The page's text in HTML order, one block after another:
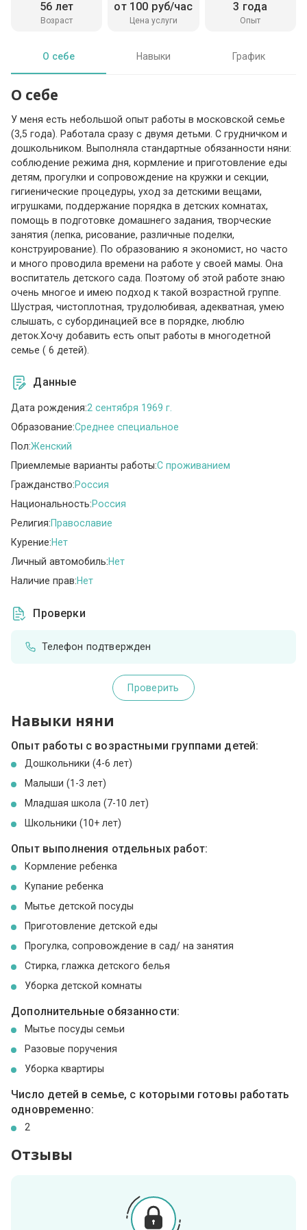
Возраст
56 лет
Цена услуги
от 100 руб/час
Опыт
3 года
О себе Навыки График
О себе
У меня есть небольшой опыт работы в московской семье
(3,5 года). Работала сразу с двумя детьми. С грудничком и
дошкольником. Выполняла стандартные обязанности няни:
соблюдение режима дня, кормление и приготовление еды
детям, прогулки и сопровождение на кружки и секции,
гигиенические процедуры, уход за детскими вещами,
игрушками, поддержание порядка в детских комнатах,
помощь в подготовке домашнего задания, творческие
занятия (лепка, рисование, различные поделки,
конструирование). По образованию я экономист, но часто
и много проводила времени на работе у своей мамы. Она
воспитатель детского сада. Поэтому об этой работе знаю
очень многое и имею подход к такой возрастной группе.
Шустрая, чистоплотная, трудолюбивая, адекватная, умею
слышать, с субординацией все в порядке, люблю
деток.Хочу добавить есть опыт работы в многодетной
семье ( 6 детей).
Данные
Дата рождения:2 сентября 1969 г.
Образование:Среднее специальное
Пол:Женский
Приемлемые варианты работы:C проживанием
Гражданство:Россия
Национальность:Россия
Религия:Православие
Курение:Нет
Личный автомобиль:Нет
Наличие прав:Нет
Проверки
Телефон подтвержден
Проверить
Навыки няни
Опыт работы с возрастными группами детей:
Дошкольники (4-6 лет)
Малыши (1-3 лет)
Младшая школа (7-10 лет)
Школьники (10+ лет)
Опыт выполнения отдельных работ:
Кормление ребенка
Купание ребенка
Мытье детской посуды
Приготовление детской еды
Прогулка, сопровождение в сад/ на занятия
Стирка, глажка детского белья
Уборка детской комнаты
Дополнительные обязанности:
Мытье посуды семьи
Разовые поручения
Уборка квартиры
Число детей в семье, с которыми готовы работать
одновременно:
2
Отзывы